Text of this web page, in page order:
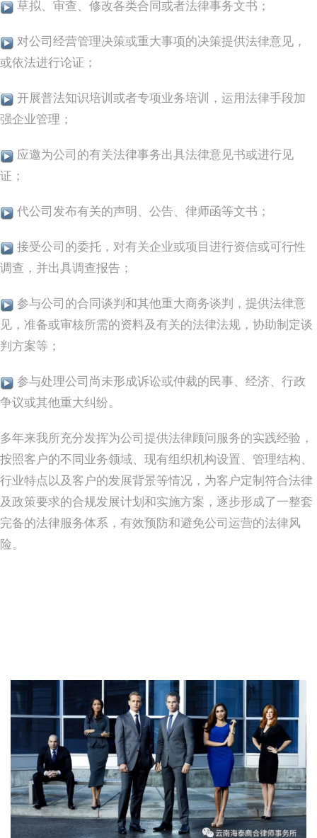
草拟、审查、修改各类合同或者法律事务文书；
对公司经营管理决策或重大事项的决策提供法律意见，
或依法进行论证；
开展普法知识培训或者专项业务培训，运用法律手段加
强企业管理；
应邀为公司的有关法律事务出具法律意见书或进行见
证；
代公司发布有关的声明、公告、律师函等文书；
接受公司的委托，对有关企业或项目进行资信或可行性
调查，并出具调查报告；
参与公司的合同谈判和其他重大商务谈判，提供法律意
见，准备或审核所需的资料及有关的法律法规，协助制定谈
判方案等；
参与处理公司尚未形成诉讼或仲裁的民事、经济、行政
争议或其他重大纠纷。
多年来我所充分发挥为公司提供法律顾问服务的实践经验，
按照客户的不同业务领域、现有组织机构设置、管理结构、
行业特点以及客户的发展背景等情况，为客户定制符合法律
及政策要求的合规发展计划和实施方案，逐步形成了一整套
完备的法律服务体系，有效预防和避免公司运营的法律风
险。